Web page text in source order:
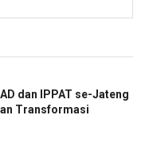
dan IPPAT se-Jateng
Transformasi